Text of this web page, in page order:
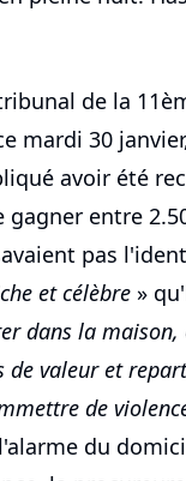
de la
mardi 30
avoir été
gagner entre
pas
et célèbre »
dans la maison,
de valeur et
de
du